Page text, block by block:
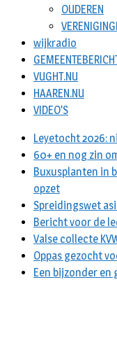
OUDEREN
wijkradio
VUGHT.NU
HAAREN.NU
VIDEO’S
Leyetocht 2026:
60+ en nog zin
Buxusplanten in
opzet
Spreidingswet
Bericht voor de
Valse collecte
Oppas gezocht
Een bijzonder